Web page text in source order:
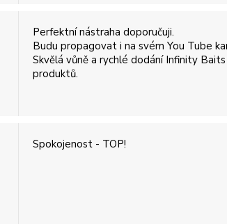
Perfektní nástraha doporučuji.
Budu propagovat i na svém You Tube
Skvělá vůně a rychlé dodání Infinity
produktů.
Spokojenost - TOP!